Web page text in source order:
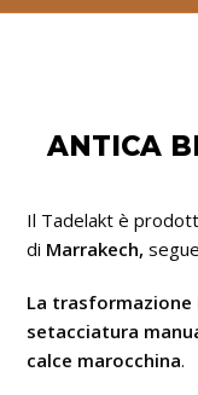
ANTICA
Il Tadelakt è
di Marrakech,
La trasformazione
setacciatura
calce marocchina.